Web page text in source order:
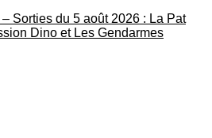
Sorties du 5 août 2026 : La Pat
Dino et Les Gendarmes